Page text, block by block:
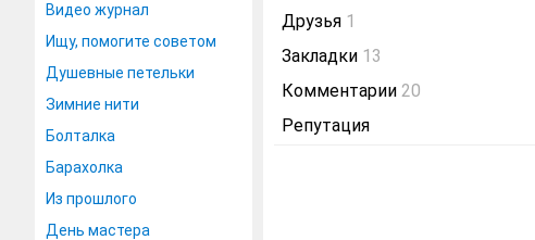
Видео журнал
Ищу, помогите советом
Душевные петельки
Зимние нити
Болталка
Барахолка
Из прошлого
День мастера
Друзья 1
Закладки 13
Комментарии 20
Репутация